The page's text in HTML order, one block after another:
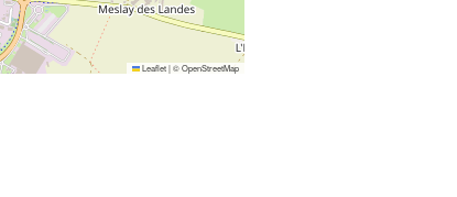
Leaflet|©OpenStreetMap